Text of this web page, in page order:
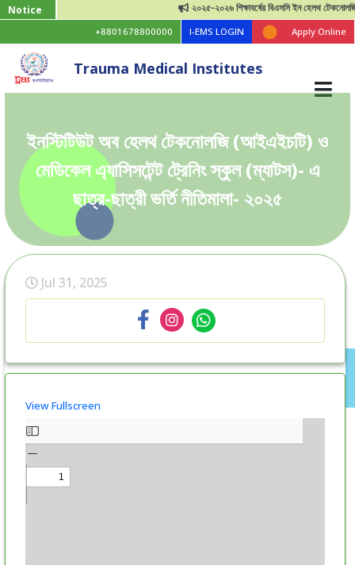
Notice ২০২৫-২০২৬ শিক্ষাবর্ষের বিএসসি ইন হেলথ টেকনোলজি
+8801678800000 I-EMS LOGIN Apply Online
Trauma Medical Institutes
ইনস্টিটিউট অব হেলথ টেকনোলজি (আইএইচটি) ও
মেডিকেল এ্যাসিসটেন্ট ট্রেনিং স্কুল (ম্যাটস)- এ
ছাত্র-ছাত্রী ভর্তি নীতিমালা- ২০২৫
Jul 31, 2025
View Fullscreen
to
PDF
content